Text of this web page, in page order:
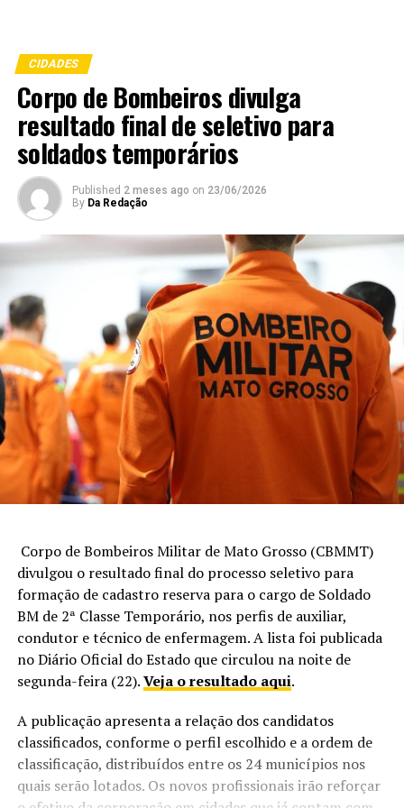
CIDADES
Corpo de Bombeiros divulga
resultado final de seletivo para
soldados temporários
Published 2 meses ago on 23/06/2026
By Da Redação
Corpo de Bombeiros Militar de Mato Grosso (CBMMT)
divulgou o resultado final do processo seletivo para
formação de cadastro reserva para o cargo de Soldado
BM de 2ª Classe Temporário, nos perfis de auxiliar,
condutor e técnico de enfermagem. A lista foi publicada
no Diário Oficial do Estado que circulou na noite de
segunda-feira (22).Veja o resultado aqui.
A publicação apresenta a relação dos candidatos
classificados, conforme o perfil escolhido e a ordem de
classificação, distribuídos entre os 24 municípios nos
quais serão lotados. Os novos profissionais irão reforçar